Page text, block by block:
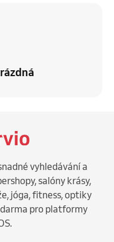
vyhledávání a
salóny krásy,
jóga, fitness, optiky
pro platformy